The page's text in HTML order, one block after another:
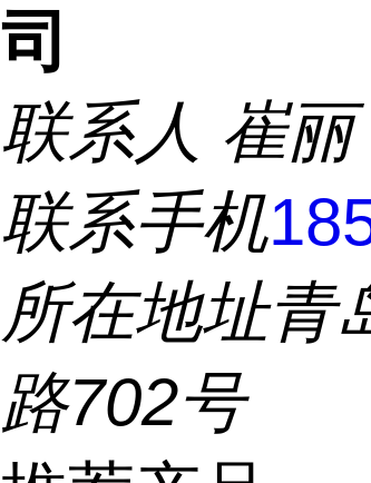
司
联系人 崔丽
联系手机
所在地址青
路702号